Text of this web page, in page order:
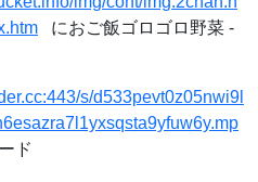
におご飯ゴロゴロ野菜 -
s/d533pevt0z05nwi9l
ド